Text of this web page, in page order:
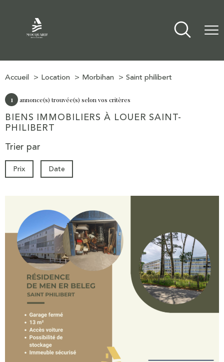
Accueil Location Morbihan Saint philibert
1 annonce(s) trouvée(s) selon vos critères
BIENS IMMOBILIERS À LOUER SAINT-
PHILIBERT
Trier par
Prix Date